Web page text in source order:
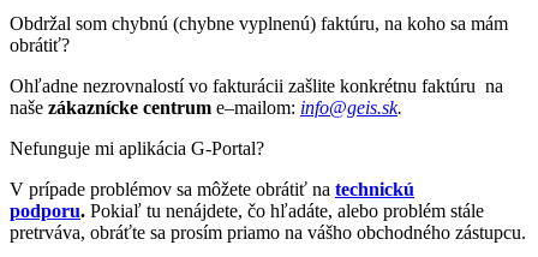
Obdržal som chybnú (chybne vyplnenú) faktúru, na koho sa mám
obrátiť?
Ohľadne nezrovnalostí vo fakturácii zašlite konkrétnu faktúru na
naše zákaznícke centrum e–mailom: info@geis.sk.
Nefunguje mi aplikácia G-Portal?
V prípade problémov sa môžete obrátiť na technickú
podporu. Pokiaľ tu nenájdete, čo hľadáte, alebo problém stále
pretrváva, obráťte sa prosím priamo na vášho obchodného zástupcu.